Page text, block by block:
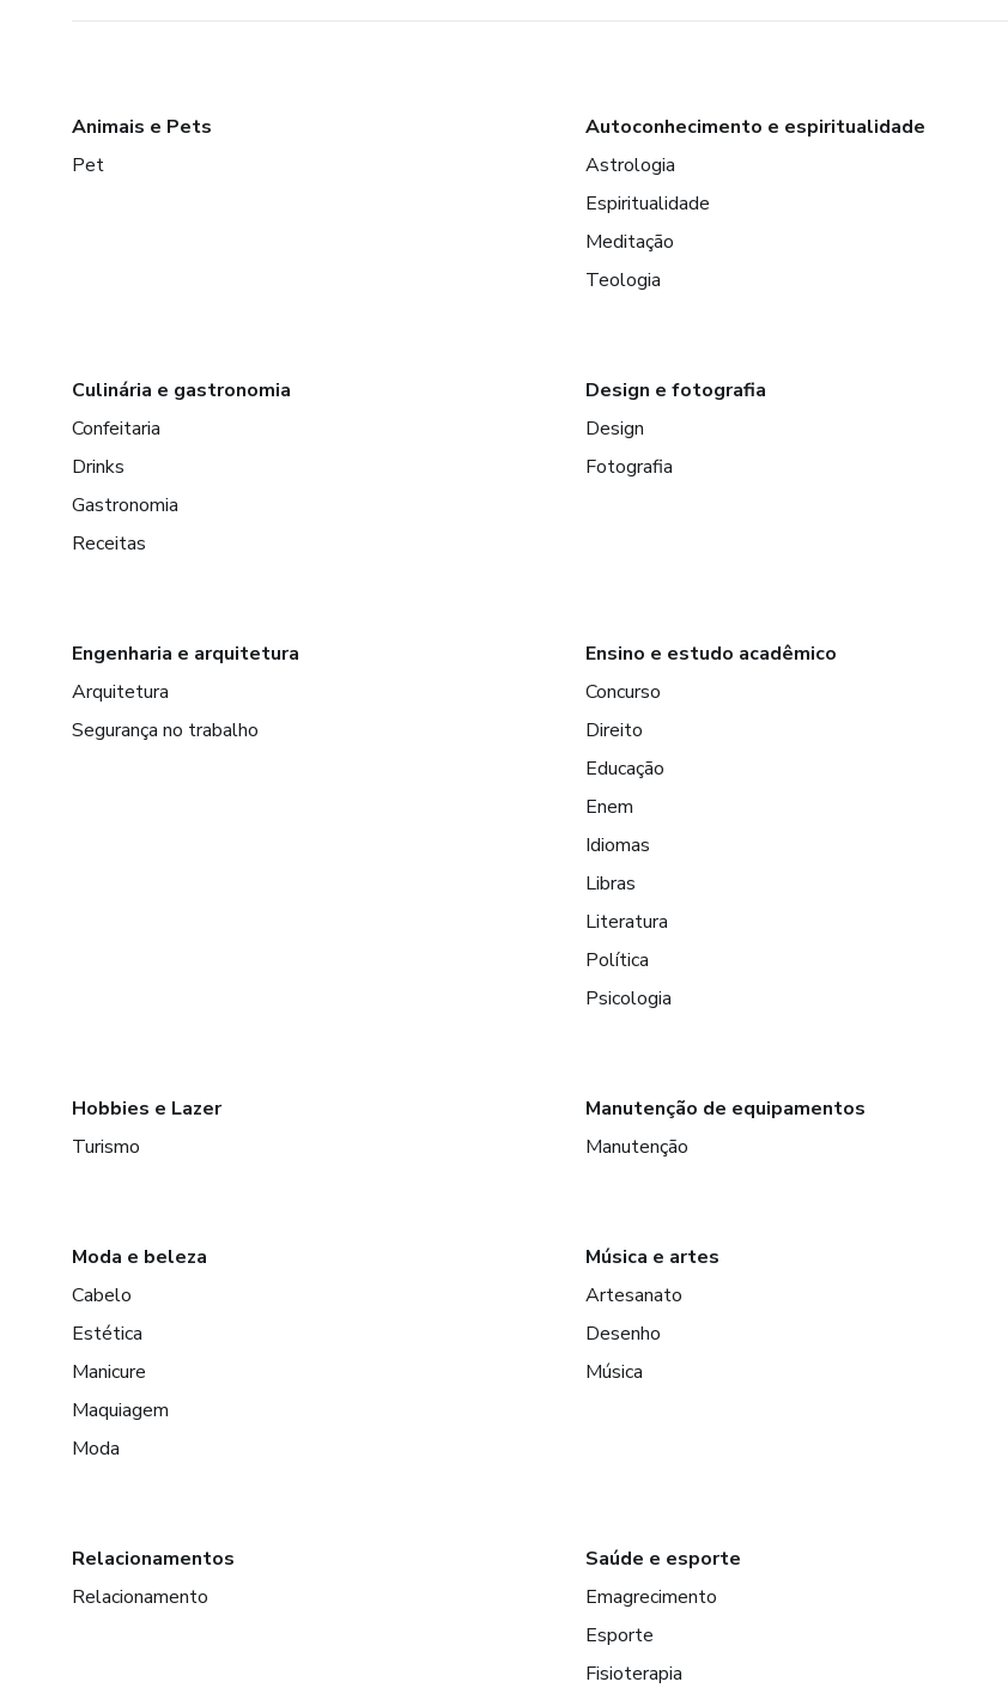
Animais e Pets
Pet
Autoconhecimento e espiritualidade
Astrologia
Espiritualidade
Meditação
Teologia
Culinária e gastronomia
Confeitaria
Drinks
Gastronomia
Receitas
Design e fotografia
Design
Fotografia
Engenharia e arquitetura
Arquitetura
Segurança no trabalho
Ensino e estudo acadêmico
Concurso
Direito
Educação
Enem
Idiomas
Libras
Literatura
Política
Psicologia
Hobbies e Lazer
Turismo
Manutenção de equipamentos
Manutenção
Moda e beleza
Cabelo
Estética
Manicure
Maquiagem
Moda
Música e artes
Artesanato
Desenho
Música
Relacionamentos
Relacionamento
Saúde e esporte
Emagrecimento
Esporte
Fisioterapia